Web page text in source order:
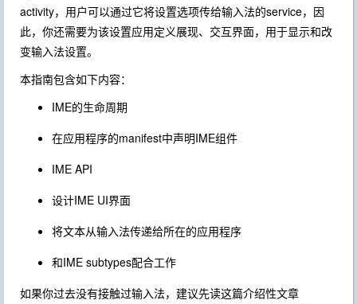
activity，用户可以通过它将设置选项传给输入法的service，因
此，你还需要为该设置应用定义展现、交互界面，用于显示和改
变输入法设置。
本指南包含如下内容：
IME的生命周期
在应用程序的manifest中声明IME组件
IME API
设计IME UI界面
将文本从输入法传递给所在的应用程序
和IME subtypes配合工作
如果你过去没有接触过输入法，建议先读这篇介绍性文章